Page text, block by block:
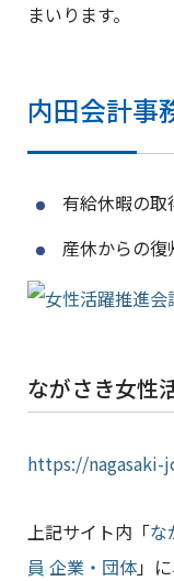
まいります。
内田会計事
有給休暇の取
産休からの復
ながさき女性
https://
上記サイト内「な
員 企業・団体」